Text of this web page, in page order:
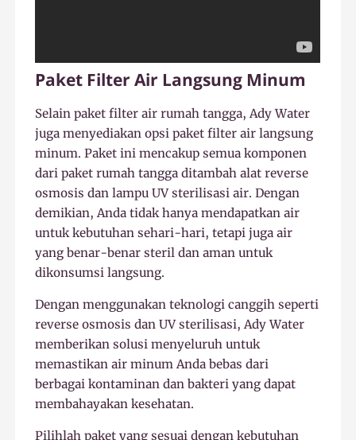
Paket Filter Air Langsung Minum
Selain paket filter air rumah tangga, Ady Water
juga menyediakan opsi paket filter air langsung
minum. Paket ini mencakup semua komponen
dari paket rumah tangga ditambah alat reverse
osmosis dan lampu UV sterilisasi air. Dengan
demikian, Anda tidak hanya mendapatkan air
untuk kebutuhan sehari-hari, tetapi juga air
yang benar-benar steril dan aman untuk
dikonsumsi langsung.
Dengan menggunakan teknologi canggih seperti
reverse osmosis dan UV sterilisasi, Ady Water
memberikan solusi menyeluruh untuk
memastikan air minum Anda bebas dari
berbagai kontaminan dan bakteri yang dapat
membahayakan kesehatan.
Pilihlah paket yang sesuai dengan kebutuhan